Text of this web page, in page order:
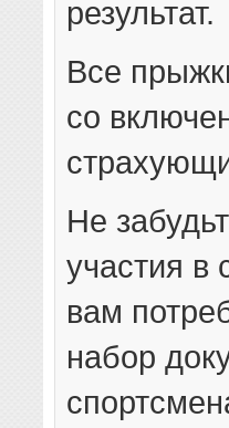
результат.
Все
со
Не
участия в
вам
набор